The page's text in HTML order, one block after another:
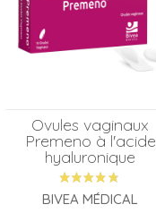
Ovules vaginaux
Premeno à l'acide
hyaluronique
BIVEA MÉDICAL